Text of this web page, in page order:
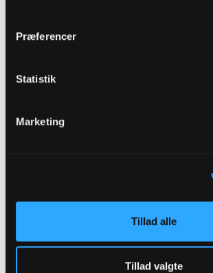
Præferencer
Statistik
Marketing
Tillad alle
Tillad valgte